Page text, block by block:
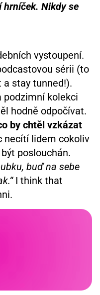
hrníček. Nikdy se
vystoupení.
sérii (to
stay tunned!).
podzimní kolekci
hodně odpočívat.
by chtěl vzkázat
necítí lidem cokoliv
poslouchán.
buď na sebe
I think that